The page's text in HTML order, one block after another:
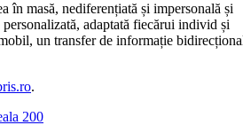
în masă, nediferențiată și impersonală și
adaptată fiecărui individ și
un transfer de informație
.